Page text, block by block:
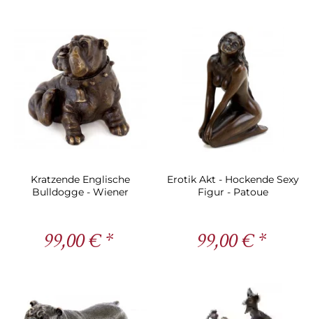
Kratzende Englische
Bulldogge - Wiener
99,00 € *
Erotik Akt - Hockende Sexy
Figur - Patoue
99,00 € *